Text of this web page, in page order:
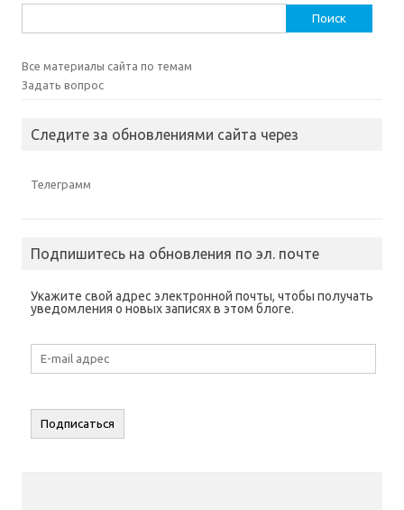
Все материалы сайта по темам
Задать вопрос
Следите за обновлениями сайта через
Телеграмм
Подпишитесь на обновления по эл. почте
Укажите свой адрес электронной почты, чтобы получать
уведомления о новых записях в этом блоге.
E-
mail
адрес
Подписаться